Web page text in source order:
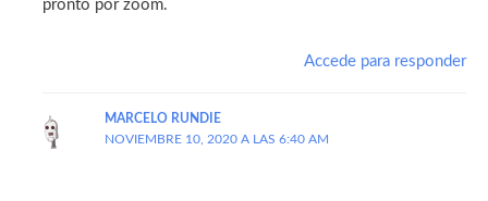
pronto por zoom.
Accede para responder
MARCELO RUNDIE
NOVIEMBRE 10, 2020 A LAS 6:40 AM